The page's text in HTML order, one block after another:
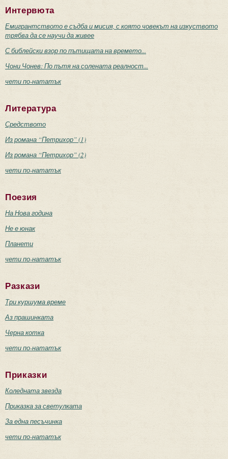
Интервюта
Емигрантството е съдба и мисия, с която човекът на изкуството
трябва да се научи да живее
С библейски взор по пътищата на времето...
Чони Чонев: По пътя на солената реалност...
чети по-нататък
Литература
Средството
Из романа “Петрихор” (1)
Из романа “Петрихор” (2)
чети по-нататък
Поезия
На Нова година
Не е юнак
Планети
чети по-нататък
Разкази
Три куршума време
Аз прашинката
Черна котка
чети по-нататък
Приказки
Коледната звезда
Приказка за светулката
За една песъчинка
чети по-нататък